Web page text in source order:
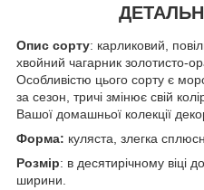
Опис сорту: карликовий,
хвойний чагарник золотисто-
Особливістю цього сорту є
за сезон, тричі змінює свій
Вашої домашньої колекції
Форма: куляста, злегка
Розмір: в десятирічному віці
ширини.